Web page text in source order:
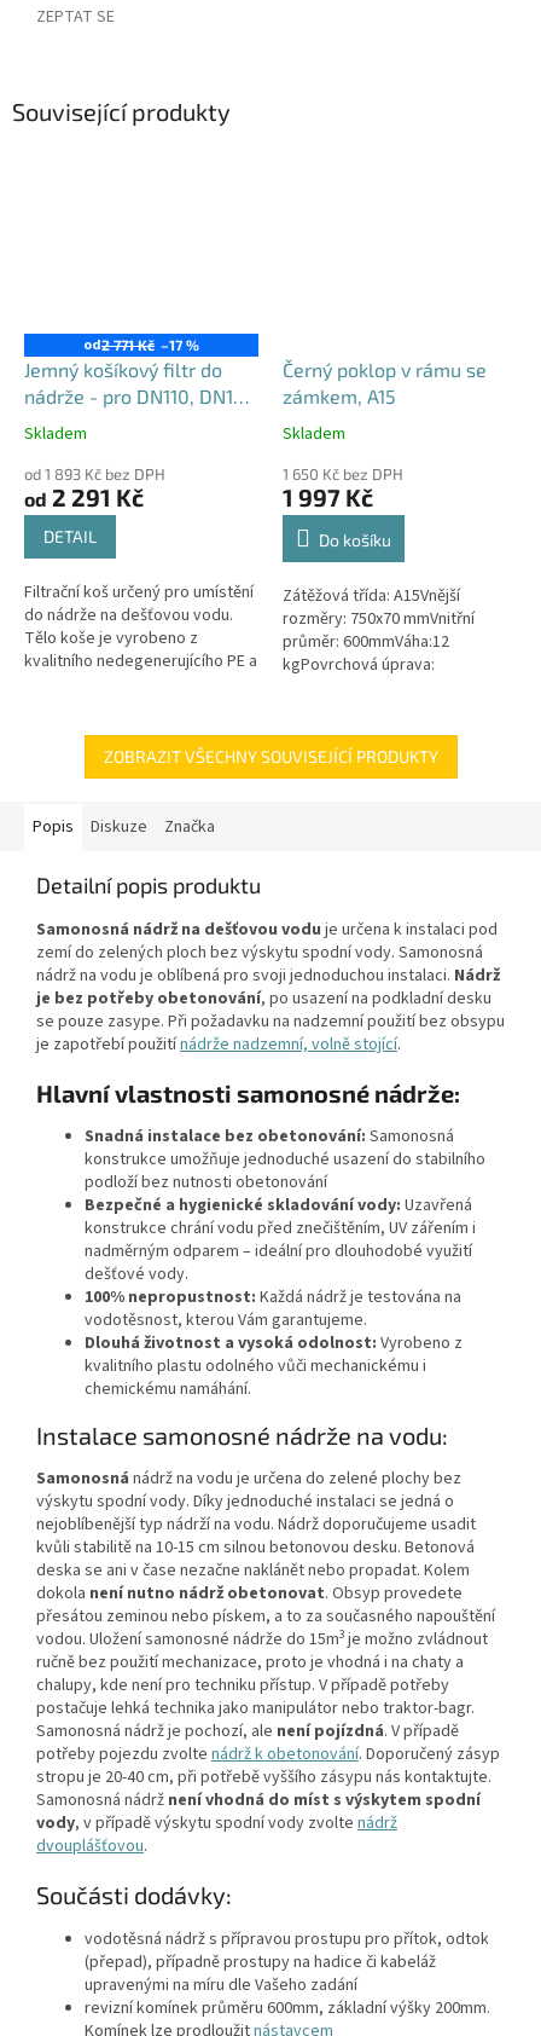
ZEPTAT SE
Související produkty
od2 771 Kč –17 %
Jemný košíkový filtr do
nádrže - pro DN110, DN125
i DN160
Průměrné
produktu
je
hvězdiček.
Skladem
od 1 893 Kč bez DPH
od 2 291 Kč
DETAIL
Filtrační koš určený pro umístění
do nádrže na dešťovou vodu.
Tělo koše je vyrobeno z
kvalitního nedegenerujícího PE a
Černý poklop v rámu se
zámkem, A15
Průměrné
produktu
je
4,5
hvězdiček.
Skladem
1 650 Kč bez DPH
1 997 Kč
Do košíku
Zátěžová třída: A15Vnější
rozměry: 750x70 mmVnitřní
průměr: 600mmVáha:12
kgPovrchová úprava:
vybaven 2 šrouby pro...
ZOBRAZIT VŠECHNY SOUVISEJÍCÍ PRODUKTY
Popis Diskuze Značka
Detailní popis produktu
Samonosná nádrž na dešťovou vodu je určena k instalaci pod
zemí do zelených ploch bez výskytu spodní vody. Samonosná
nádrž na vodu je oblíbená pro svoji jednoduchou instalaci. Nádrž
je bez potřeby obetonování, po usazení na podkladní desku
se pouze zasype. Při požadavku na nadzemní použití bez obsypu
je zapotřebí použitínádrže nadzemní, volně stojící.
Hlavní vlastnosti samonosné nádrže:
Snadná instalace bez obetonování: Samonosná
konstrukce umožňuje jednoduché usazení do stabilního
podloží bez nutnosti obetonování
Bezpečné a hygienické skladování vody: Uzavřená
konstrukce chrání vodu před znečištěním, UV zářením i
nadměrným odparem – ideální pro dlouhodobé využití
dešťové vody.
100% nepropustnost: Každá nádrž je testována na
vodotěsnost, kterou Vám garantujeme.
Dlouhá životnost a vysoká odolnost: Vyrobeno z
kvalitního plastu odolného vůči mechanickému i
chemickému namáhání.
Instalace samonosné nádrže na vodu:
Samonosná nádrž na vodu je určena do zelené plochy bez
výskytu spodní vody. Díky jednoduché instalaci se jedná o
nejoblíbenější typ nádrží na vodu. Nádrž doporučujeme usadit
kvůli stabilitě na 10-15 cm silnou betonovou desku. Betonová
deska se ani v čase nezačne naklánět nebo propadat. Kolem
dokola není nutno nádrž obetonovat. Obsyp provedete
přesátou zeminou nebo pískem, a to za současného napouštění
vodou. Uložení samonosné nádrže do 15m3 je možno zvládnout
ručně bez použití mechanizace, proto je vhodná i na chaty a
chalupy, kde není pro techniku přístup. V případě potřeby
postačuje lehká technika jako manipulátor nebo traktor-bagr.
Samonosná nádrž je pochozí, ale není pojízdná. V případě
potřeby pojezdu zvolte nádrž k obetonování. Doporučený zásyp
stropu je 20-40 cm, při potřebě vyššího zásypu nás kontaktujte.
Samonosná nádrž není vhodná do míst s výskytem spodní
vody, v případě výskytu spodní vody zvolte nádrž
dvouplášťovou.
Součásti dodávky:
vodotěsná nádrž s přípravou prostupu pro přítok, odtok
(přepad), případně prostupy na hadice či kabeláž
upravenými na míru dle Vašeho zadání
revizní komínek průměru 600mm, základní výšky 200mm.
Komínek lze prodloužitnástavcem